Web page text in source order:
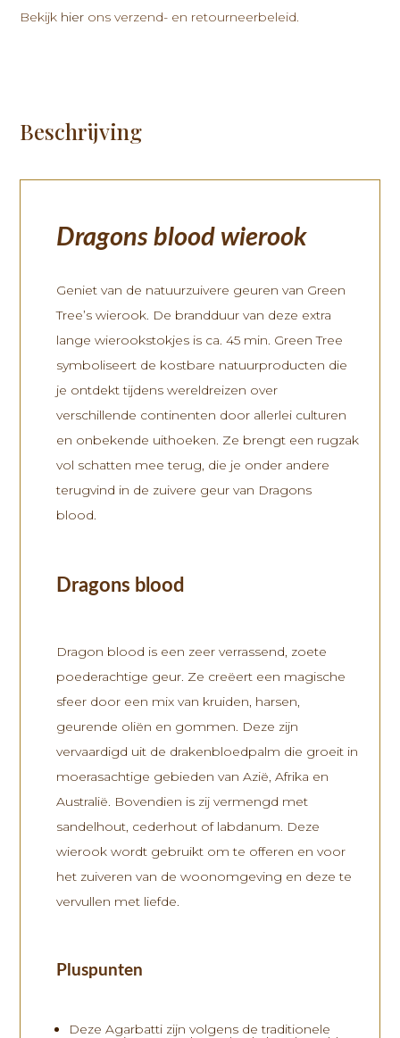
aantal
Bekijk hier ons verzend- en retourneerbeleid.
Beschrijving
Dragons blood wierook
Geniet van de natuurzuivere geuren van Green
Tree’s wierook. De brandduur van deze extra
lange wierookstokjes is ca. 45 min. Green Tree
symboliseert de kostbare natuurproducten die
je ontdekt tijdens wereldreizen over
verschillende continenten door allerlei culturen
en onbekende uithoeken. Ze brengt een rugzak
vol schatten mee terug, die je onder andere
terugvind in de zuivere geur van Dragons
blood.
Dragons blood
Dragon blood is een zeer verrassend, zoete
poederachtige geur. Ze creëert een magische
sfeer door een mix van kruiden, harsen,
geurende oliën en gommen. Deze zijn
vervaardigd uit de drakenbloedpalm die groeit in
moerasachtige gebieden van Azië, Afrika en
Australië. Bovendien is zij vermengd met
sandelhout, cederhout of labdanum. Deze
wierook wordt gebruikt om te offeren en voor
het zuiveren van de woonomgeving en deze te
vervullen met liefde.
Pluspunten
DezeAgarbatti zijn volgens de traditionele